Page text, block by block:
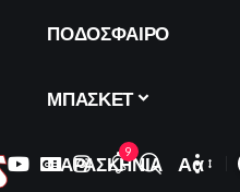
ΠΟΔΟΣΦΑΙΡΟ
ΜΠΑΣΚΕΤ
ΠΑΡΑΣΚΗΝΙΑ
9
Font
Αα